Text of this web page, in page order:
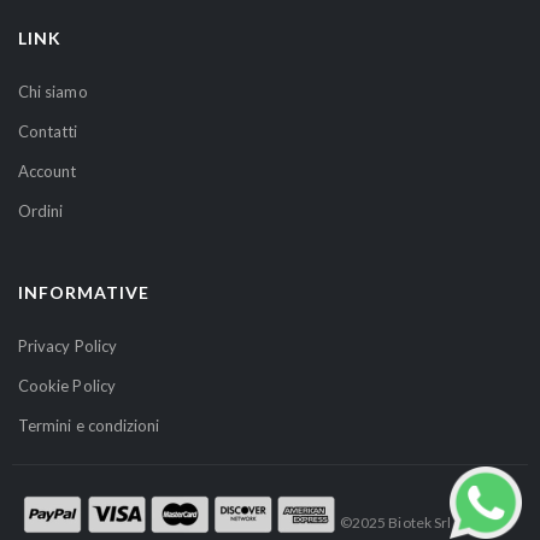
a
e
w
t
e
LINK
Chi siamo
Contatti
Account
Ordini
INFORMATIVE
Privacy Policy
Cookie Policy
Termini e condizioni
©2025 Biotek Srl